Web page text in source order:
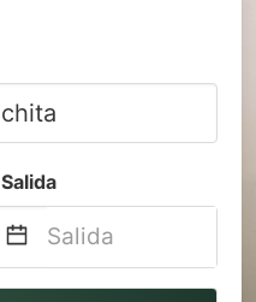
Salida
Navigate